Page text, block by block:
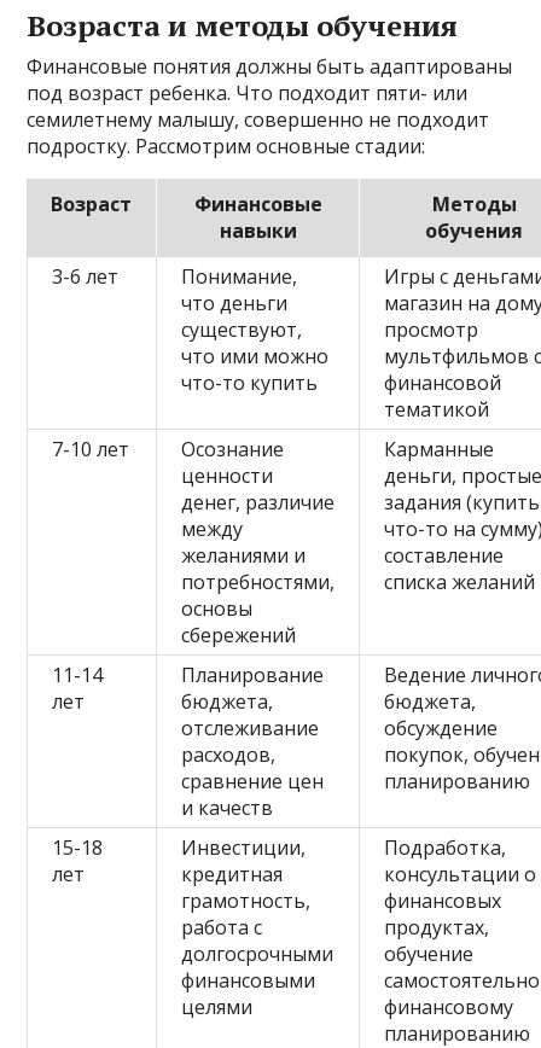
Возраста и методы обучения
Финансовые понятия должны быть адаптированы
под возраст ребенка. Что подходит пяти- или
семилетнему малышу, совершенно не подходит
подростку. Рассмотрим основные стадии:
Возраст
Финансовые
навыки
Методы
обучения
3-6 лет
Понимание,
что деньги
существуют,
что ими можно
что-то купить
Игры с
магазин на
просмотр
мультфильмов
финансовой
тематикой
7-10 лет
Осознание
ценности
денег, различие
между
желаниями и
потребностями,
основы
сбережений
Карманные
деньги,
задания (купить
что-то на
составление
списка желаний
11-14
лет
Планирование
бюджета,
отслеживание
расходов,
сравнение цен
и качеств
Ведение
бюджета,
обсуждение
покупок,
планированию
15-18
лет
Инвестиции,
кредитная
грамотность,
работа с
долгосрочными
финансовыми
целями
Подработка,
консультации о
финансовых
продуктах,
обучение
финансовому
планированию